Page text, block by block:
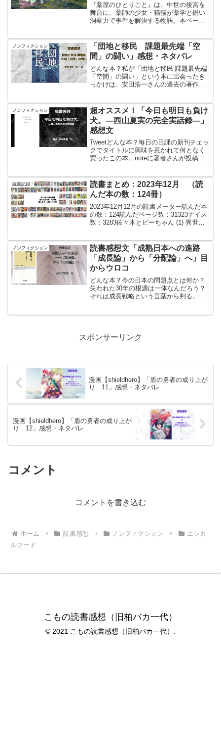
『薬屋のひとりごと』は、中世の後宮を
舞台に、薬師の少女・猫猫が薬学と鋭い
洞察力で事件を解決する物語。本ページ
りしている。猫猫の推理劇の魅力を解説
しつつ、アニメの進行状況も整理されて
おり、1期第12話 までの内容が掲載され
ている。
ノンフィクション
「団地と移民 課題最先端「空
間」の闘い」感想・ネタバレ
どんな本？私が「団地と移民 課題最先端
「空間」の闘い」という本に出会ったき
っかけは、安田浩一さんの過去の著作を
があり、その目線で団地の現状や移民問
題にどのように切り込ん...
ノンフィクション
超オススメ！「今日も明日も負け
犬。—西山夏実の完全実話録―」
感想文
Tweetどんな本？毎日の日課の新刊チェッ
クでタイトルに興味を惹かれて何となく
買ったこの本。noteに著者さんが投稿し
化もされてるだって？さらにさらに、
CAM...
読書記録
読書まとめ：2023年12月 （読
んだ本の数：124冊）
2023年12月12月の読書メーター読んだ本
の数：124読んだページ数：31323ナイス
数：3283佐々木とピーちゃん (1) 異世界
少女がアップを始めたようです~...
ノンフィクション
読書感想文「成熟日本への進路
「成長論」から「分配論」へ」目
からウロコ
どんな本？今の日本の問題点とは何か？
失われた30年の根源は一体なんだろう？
それは成長戦略という言葉から判る。な
スポンサーリンク
漫画【shieldhero】「盾の勇者の成り上が
り 11」感想・ネタバレ
漫画【shieldhero】「盾の勇者の成り上が
り 12」感想・ネタバレ
コメント
コメントを書き込む
ホーム 読書感想 ノンフィクション
エシカ
ルフード
こもの読書感想（旧柏バカ一代）
© 2021 こもの読書感想（旧柏バカ一代）.